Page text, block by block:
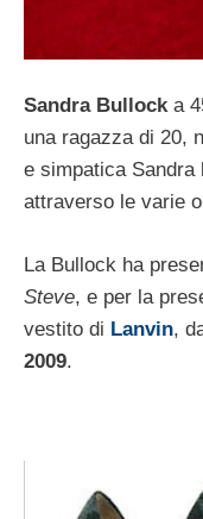
Sandra Bullocka
una ragazza di 20,
e simpatica
attraverso le varie
La Bullock ha
Steve, e per la
vestito di Lanvin,
2009.